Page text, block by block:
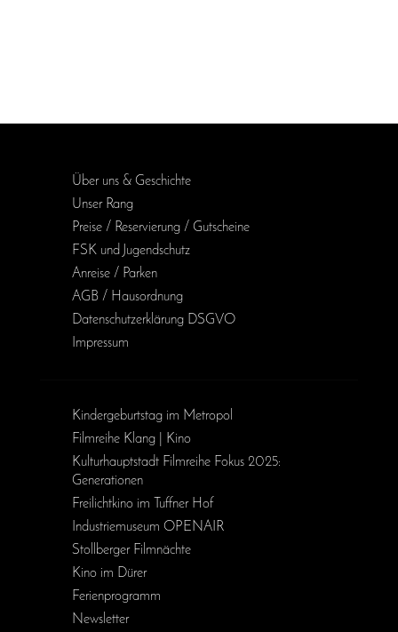
Über uns & Geschichte
Unser Rang
Preise / Reservierung / Gutscheine
FSK und Jugendschutz
Anreise / Parken
AGB / Haus­ordnung
Daten­schutz­erklärung DSGVO
Impressum
Kinder­geburts­tag im Metropol
Filmreihe Klang | Kino
Kulturhauptstadt Filmreihe Fokus 2025:
Generationen
Freilichtkino im Tuffner Hof
Industriemuseum OPENAIR
Stollberger Filmnächte
Kino im Dürer
Ferienprogramm
Newsletter